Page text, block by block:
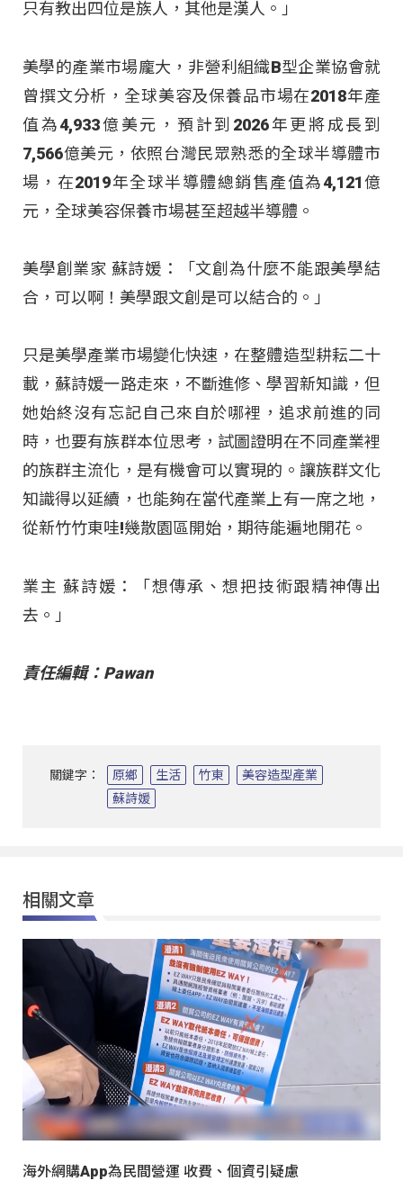
只有教出四位是族人，其他是漢人。」
美學的產業市場龐大，非營利組織B型企業協會就
曾撰文分析，全球美容及保養品市場在2018年產
值為4,933億美元，預計到2026年更將成長到
7,566億美元，依照台灣民眾熟悉的全球半導體市
場，在2019年全球半導體總銷售產值為4,121億
元，全球美容保養市場甚至超越半導體。
美學創業家 蘇詩媛：「文創為什麼不能跟美學結
合，可以啊！美學跟文創是可以結合的。」
只是美學產業市場變化快速，在整體造型耕耘二十
載，蘇詩媛一路走來，不斷進修、學習新知識，但
她始終沒有忘記自己來自於哪裡，追求前進的同
時，也要有族群本位思考，試圖證明在不同產業裡
的族群主流化，是有機會可以實現的。讓族群文化
知識得以延續，也能夠在當代產業上有一席之地，
從新竹竹東哇!幾散園區開始，期待能遍地開花。
業主 蘇詩媛：「想傳承、想把技術跟精神傳出
去。」
責任編輯：Pawan
關鍵字： 原鄉 生活 竹東
美容造型產業
蘇詩媛
相關文章
海外網購App為民間營運 收費、個資引疑慮